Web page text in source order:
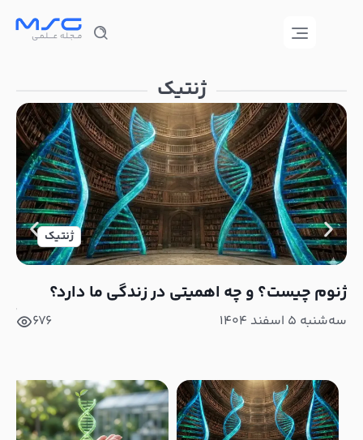
ژنتیک
ژنتیک
ژنوم چیست؟ و چه اهمیتی در زندگی ما دارد؟
سه‌شنبه ۵ اسفند ۱۴۰۴ 676